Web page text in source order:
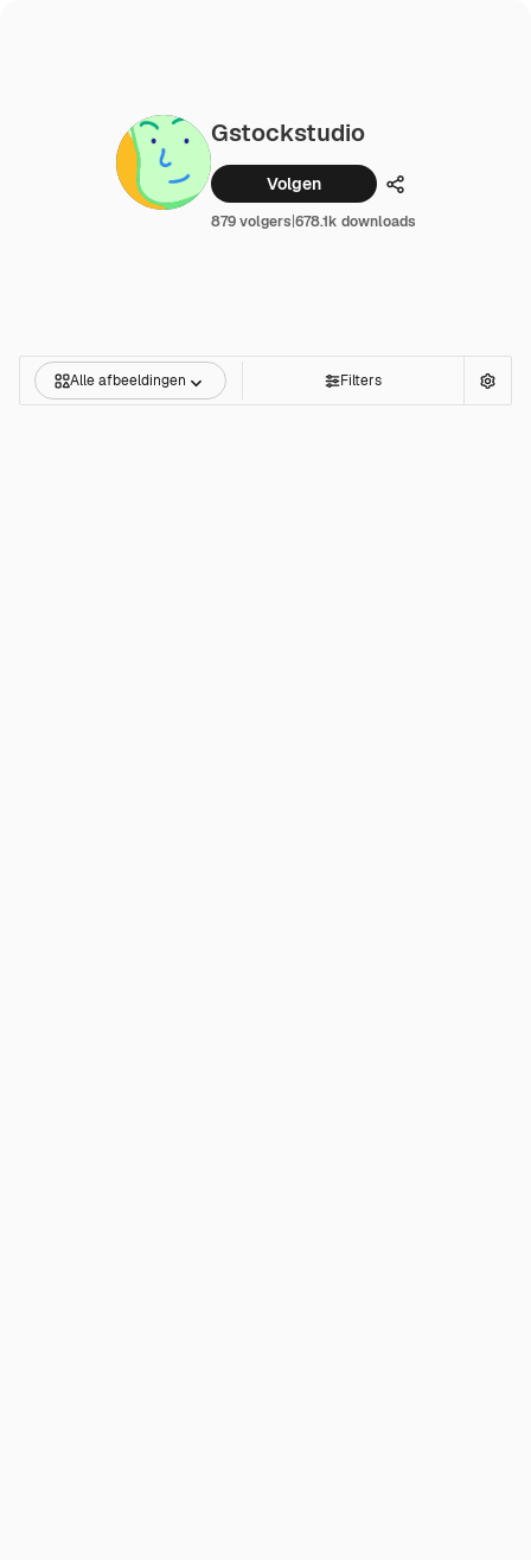
Gstockstudio
Volgen Delen
879 volgers|678.1k downloads
Alle afbeeldingen Filters